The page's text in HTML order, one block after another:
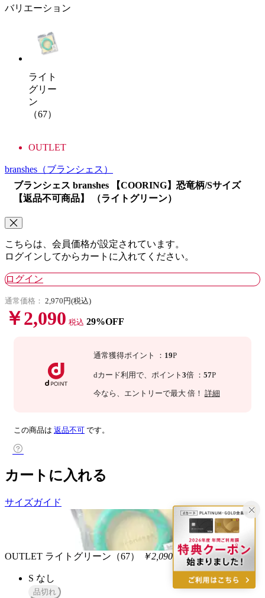
バリエーション
ライト
グリー
ン
（67）
OUTLET
branshes （ブランシェス）
ブランシェス branshes 【COORING】恐竜柄/Sサイズ
【返品不可商品】 （ライトグリーン）
こちらは、会員価格が設定されています。
ログインしてからカートに入れてください。
ログイン
通常価格： 2,970円(税込)
￥2,090 税込 29%OFF
通常獲得ポイント ： 19P
dカード利用で、 ポイント 3倍 ： 57P
今なら 、エントリーで最大 倍！ 詳細
この商品は 返品不可 です。
カートに入れる
サイズガイド
OUTLET ライトグリーン（67） ￥2,090 税込
S なし
品切れ